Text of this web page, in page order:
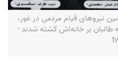
نیروهای قیام مردمی در غور،
طالبان بر خانه‌اش کشته شدند -